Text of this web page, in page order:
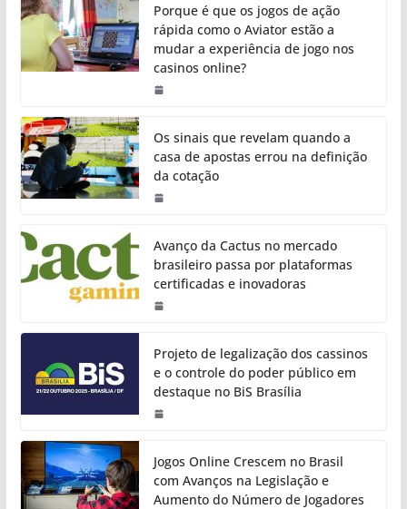
Porque é que os jogos de ação
rápida como o Aviator estão a
mudar a experiência de jogo nos
casinos online?
Os sinais que revelam quando a
casa de apostas errou na definição
da cotação
Avanço da Cactus no mercado
brasileiro passa por plataformas
certificadas e inovadoras
Projeto de legalização dos cassinos
e o controle do poder público em
destaque no BiS Brasília
Jogos Online Crescem no Brasil
com Avanços na Legislação e
Aumento do Número de Jogadores